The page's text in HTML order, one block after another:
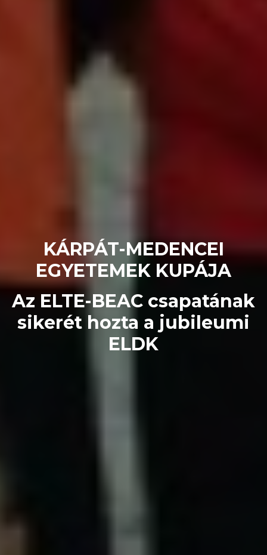
KÁRPÁT-MEDENCEI
EGYETEMEK KUPÁJA
Az ELTE-BEAC csapatának
sikerét hozta a jubileumi
ELDK